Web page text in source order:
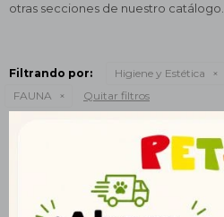
otras secciones de nuestro catálogo.
Filtrando por: Higiene y Estética
FAUNA
Quitar filtros
Te recomendamos quitar: FAUNA